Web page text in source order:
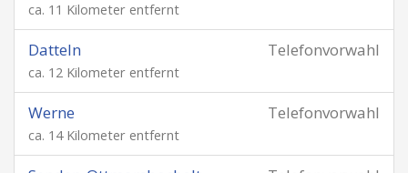
ca. 11 Kilometer entfernt
Telefonvorwahl
Datteln
ca. 12 Kilometer entfernt
Telefonvorwahl
Werne
ca. 14 Kilometer entfernt